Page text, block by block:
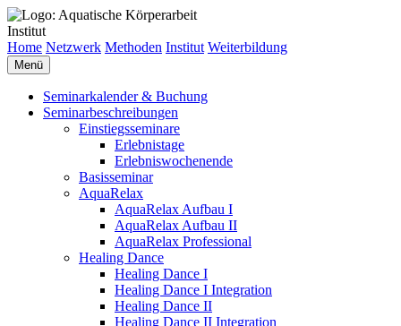
Institut
Home Netzwerk Methoden Institut Weiterbildung
Menü
Seminarkalender & Buchung
Seminarbeschreibungen
Einstiegsseminare
Erlebnistage
Erlebniswochenende
Basisseminar
AquaRelax
AquaRelax Aufbau I
AquaRelax Aufbau II
AquaRelax Professional
Healing Dance
Healing Dance I
Healing Dance I Integration
Healing Dance II
Healing Dance II Integration